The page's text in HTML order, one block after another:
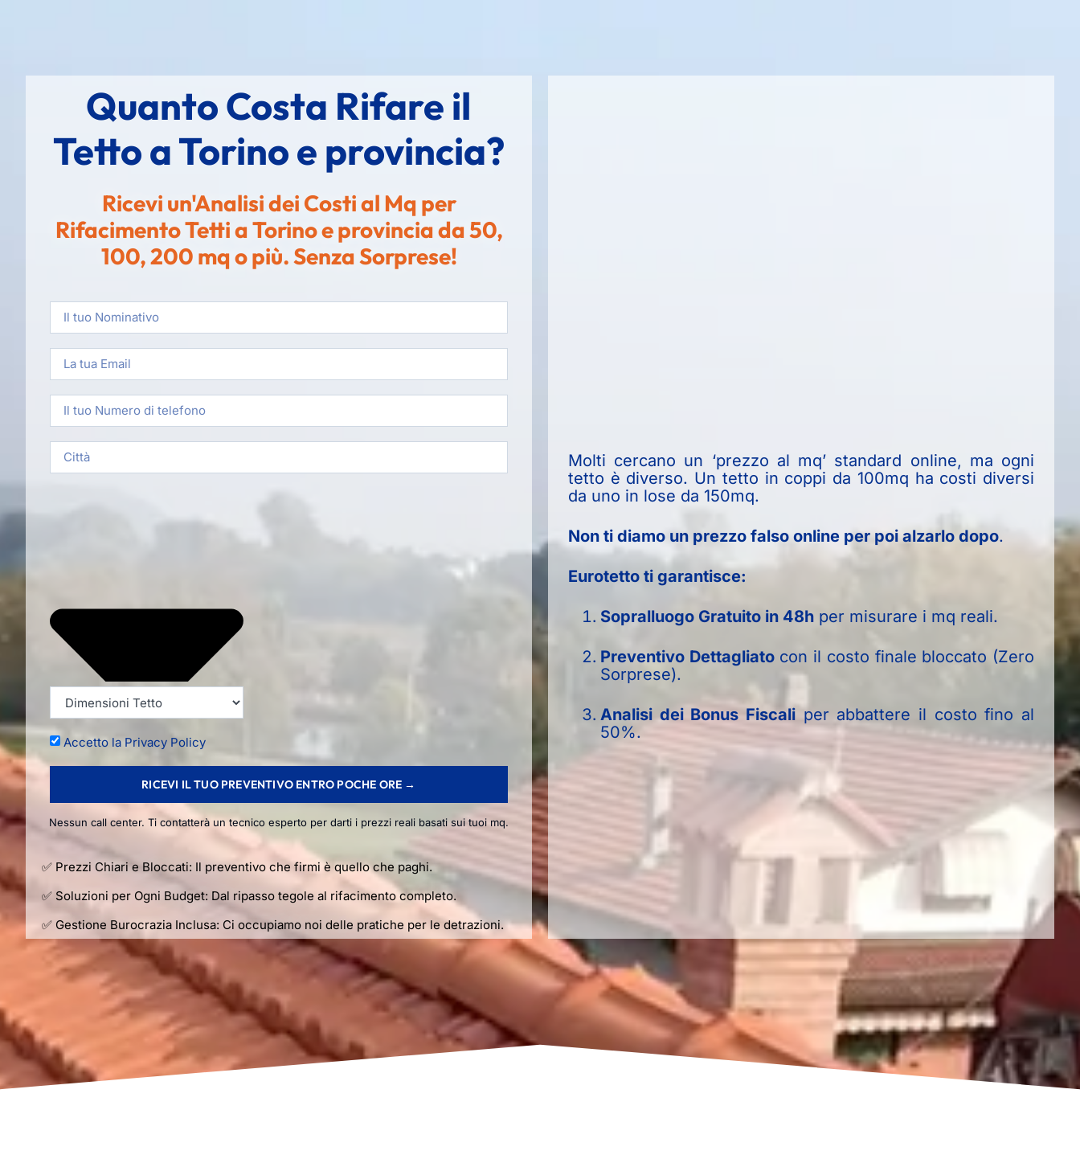
Quanto Costa Rifare il
Tetto a Torino e provincia?
Ricevi un'Analisi dei Costi al Mq per
Rifacimento Tetti a Torino e provincia da 50,
100, 200 mq o più. Senza Sorprese!
Accetto la Privacy Policy
RICEVI IL TUO PREVENTIVO ENTRO POCHE ORE →
Nessun call center. Ti contatterà un tecnico esperto per darti i prezzi reali basati sui tuoi mq.
✅ Prezzi Chiari e Bloccati: Il preventivo che firmi è quello che paghi.
✅ Soluzioni per Ogni Budget: Dal ripasso tegole al rifacimento completo.
✅ Gestione Burocrazia Inclusa: Ci occupiamo noi delle pratiche per le detrazioni.
Molti cercano un ‘prezzo al mq’ standard online, ma ogni
tetto è diverso. Un tetto in coppi da 100mq ha costi diversi
da uno in lose da 150mq.
Non ti diamo un prezzo falso online per poi alzarlo dopo.
Eurotetto ti garantisce:
Sopralluogo Gratuito in 48h per misurare i mq reali.
Preventivo Dettagliatocon il costo finale bloccato (Zero
Sorprese).
Analisi dei Bonus Fiscali per abbattere il costo fino al
50%.